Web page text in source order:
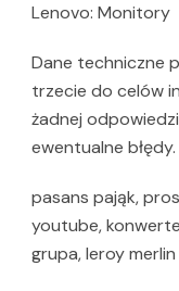
Lenovo: Monitory
Dane techniczne
trzecie do celów
żadnej
ewentualne błędy.
pasans pająk,
youtube,
grupa, leroy